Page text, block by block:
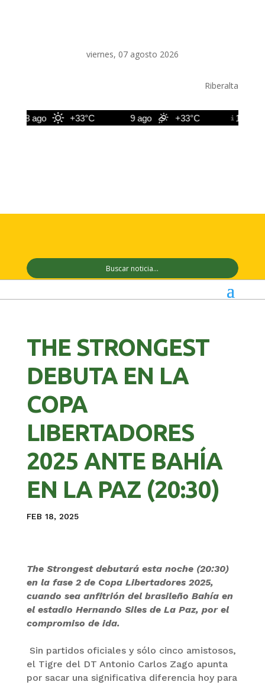
viernes, 07 agosto 2026
Riberalta
8 ago +33°C 9 ago +33°C 10 ago
THE STRONGEST
DEBUTA EN LA
COPA
LIBERTADORES
2025 ANTE BAHÍA
EN LA PAZ (20:30)
FEB 18, 2025
The Strongest debutará esta noche (20:30)
en la fase 2 de Copa Libertadores 2025,
cuando sea anfitrión del brasileño Bahía en
el estadio Hernando Siles de La Paz, por el
compromiso de ida.
Sin partidos oficiales y sólo cinco amistosos,
el Tigre del DT Antonio Carlos Zago apunta
por sacar una significativa diferencia hoy para